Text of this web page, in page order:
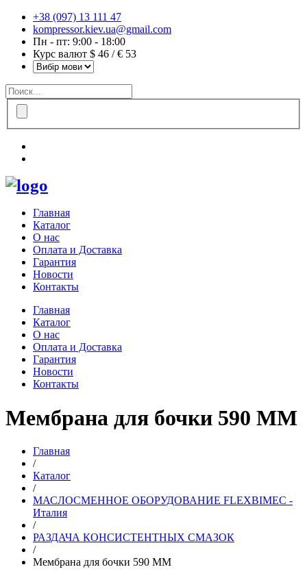
+38 (097) 13 111 47
kompressor.kiev.ua@gmail.com
Пн - пт: 9:00 - 18:00
Курс валют $ 46 / € 53
Главная
Каталог
О нас
Оплата и Доставка
Гарантия
Новости
Контакты
Главная
Каталог
О нас
Оплата и Доставка
Гарантия
Новости
Контакты
Мембрана для бочки 590 ММ
Главная
/
Каталог
/
МАСЛОСМЕННОЕ ОБОРУДОВАНИЕ FLEXBIMEC -
Италия
/
РАЗДАЧА КОНСИСТЕНТНЫХ СМАЗОК
/
Мембрана для бочки 590 ММ